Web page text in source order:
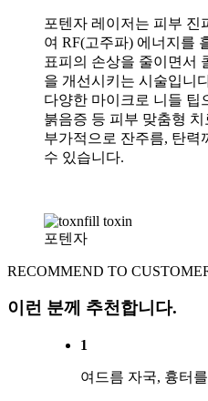
포텐자 레이저는 피부 진
여 RF(고주파) 에너지를
표피의 손상을 줄이면서
을 개선시키는 시술입니
다양한 마이크로 니들 팁
붉음증 등 피부 맞춤형
부가적으로 잔주름, 탄력
수 있습니다.
포텐자
RECOMMEND TO
이런 분께 추천합니다.
1
여드름 자국, 흉터